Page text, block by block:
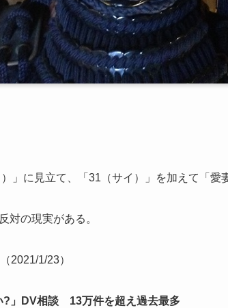
」に見立て、「31（サイ）」を加えて「愛
対の現実がある。
2021/1/23）
?」DV相談 13万件を超え過去最多